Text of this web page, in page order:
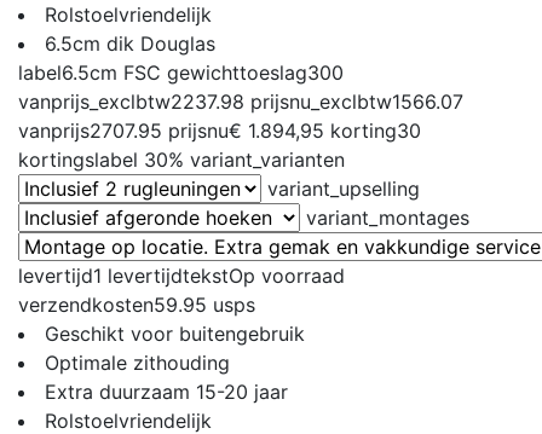
Rolstoelvriendelijk
6.5cm dik Douglas
label6.5cm FSC gewichttoeslag300
vanprijs_exclbtw2237.98 prijsnu_exclbtw1566.07
vanprijs2707.95 prijsnu€ 1.894,95 korting30
kortingslabel 30% variant_varianten
variant_upselling
variant_montages
levertijd1 levertijdtekstOp voorraad
verzendkosten59.95 usps
Geschikt voor buitengebruik
Optimale zithouding
Extra duurzaam 15-20 jaar
Rolstoelvriendelijk